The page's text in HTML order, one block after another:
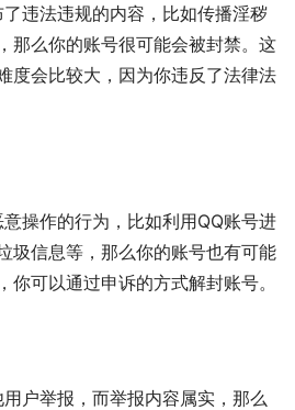
违法违规的内容，比如传播淫秽
那么你的账号很可能会被封禁。这
度会比较大，因为你违反了法律法
操作的行为，比如利用QQ账号进
圾信息等，那么你的账号也有可能
你可以通过申诉的方式解封账号。
户举报，而举报内容属实，那么